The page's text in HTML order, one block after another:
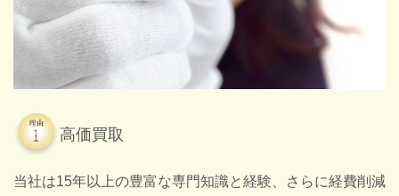
高価買取
当社は15年以上の豊富な専門知識と経験、さらに経費削減